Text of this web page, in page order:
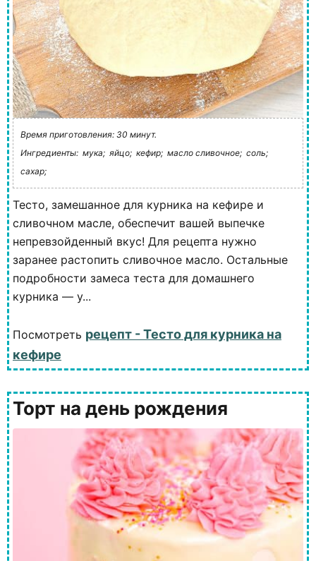
Время приготовления: 30 минут.
Ингредиенты: мука; яйцо; кефир; масло сливочное; соль;
сахар;
Тесто, замешанное для курника на кефире и
сливочном масле, обеспечит вашей выпечке
непревзойденный вкус! Для рецепта нужно
заранее растопить сливочное масло. Остальные
подробности замеса теста для домашнего
курника — у...
Посмотреть рецепт - Тесто для курника на
кефире
Торт на день рождения